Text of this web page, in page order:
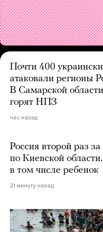
Почти 400
атаковали регионы
В Самарской
горят НПЗ
час назад
Россия второй раз
по Киевской
в том числе ребенок
21 минуту назад